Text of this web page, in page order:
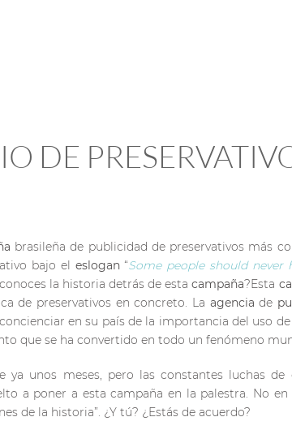
DE
brasileña de publicidad de preservativos más
bajo el eslogan “Some people should never
la historia detrás de estacampaña?Esta
de preservativos en concreto. La agencia de
en su país de la importancia del uso
que se ha convertido en todo un fenómeno
ya unos meses, pero las constantes luchas
a poner a esta campaña en la palestra. No
de la historia”. ¿Y tú? ¿Estás de acuerdo?